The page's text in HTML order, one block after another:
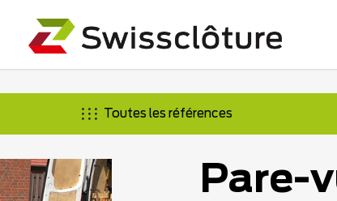
Toutes les références
Pare-